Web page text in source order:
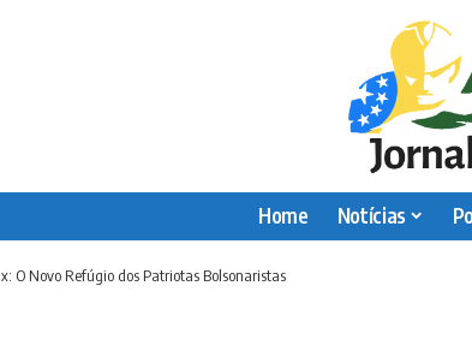
Home Notícias
O Novo Refúgio dos Patriotas Bolsonaristas